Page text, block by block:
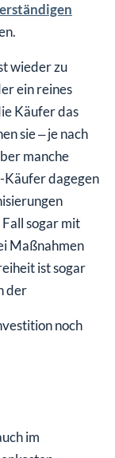
wieder zu
ein reines
Käufer das
sie ‒ je nach
manche
Käufer dagegen
sogar mit
Maßnahmen
ist sogar
der
noch
im